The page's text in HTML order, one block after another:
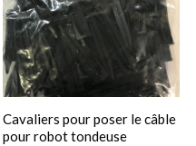
Cavaliers pour poser le câble
pour robot tondeuse